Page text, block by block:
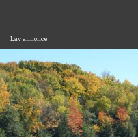
Lav annonce